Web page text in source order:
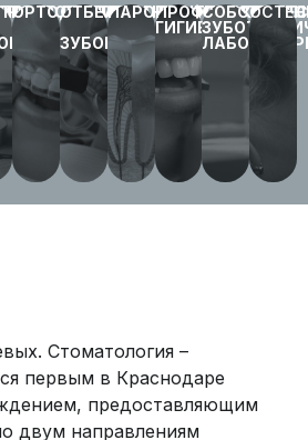
ОРТОДОНТИЯ
ОТБЕЛИВАНИЕ
ЗУБОВ
ПАРОДОНТОЛОГИЯ
ГИГИЕНА
Стоматология –
первым в Краснодаре
предоставляющим
двум направлениям